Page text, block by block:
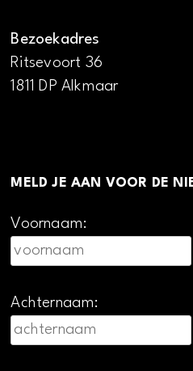
Bezoekadres
Ritsevoort 36
1811 DP Alkmaar
MELD JE AAN VOOR DE
Voornaam:
Achternaam: